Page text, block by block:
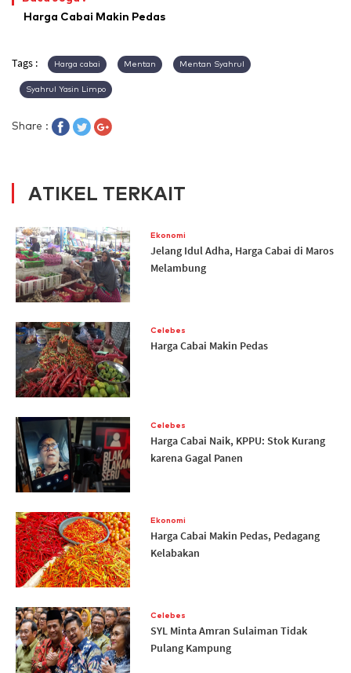
Harga Cabai Makin Pedas
Tags : Harga cabai Mentan Mentan Syahrul
Syahrul Yasin Limpo
Share :
ATIKEL TERKAIT
Ekonomi
Jelang Idul Adha, Harga Cabai di Maros
Melambung
Celebes
Harga Cabai Makin Pedas
Celebes
Harga Cabai Naik, KPPU: Stok Kurang
karena Gagal Panen
Ekonomi
Harga Cabai Makin Pedas, Pedagang
Kelabakan
Celebes
SYL Minta Amran Sulaiman Tidak
Pulang Kampung